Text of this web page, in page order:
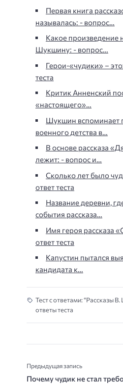
Первая книга
называлась: - вопрос…
Какое произведение
Шукшину: - вопрос…
Герои-«чудики» –
теста
Критик Анненский
«настоящего»…
Шукшин вспоминает
военного детства в…
В основе рассказа
лежит: - вопрос и…
Сколько лет было
ответ теста
Название деревни,
события рассказа…
Имя героя рассказа
ответ теста
Капустин пытался
кандидата к…
Тест с ответами: “Рассказы
ответы теста
Предыдущая запись
Почему чудик не стал